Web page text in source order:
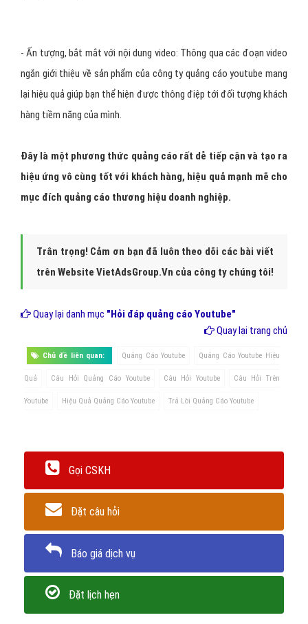
- Ấn tượng, bắt mắt với nội dung video: Thông qua các đoạn video
ngắn giới thiệu về sản phẩm của công ty quảng cáo youtube mang
lại hiệu quả giúp bạn thể hiện được thông điệp tới đối tượng khách
hàng tiềm năng của mình.
Đây là một phương thức quảng cáo rất dễ tiếp cận và tạo ra
hiệu ứng vô cùng tốt với khách hàng, hiệu quả mạnh mẽ cho
mục đích quảng cáo thương hiệu doanh nghiệp.
Trân trọng! Cảm ơn bạn đã luôn theo dõi các bài viết
trên Website VietAdsGroup.Vn của công ty chúng tôi!
Quay lại danh mục "Hỏi đáp quảng cáo Youtube"
Quay lại trang chủ
Chủ đề liên quan: Quảng Cáo Youtube Quảng Cáo Youtube Hiệu
Quả Câu Hỏi Quảng Cáo Youtube Câu Hỏi Youtube Câu Hỏi Trên
Youtube Hiệu Quả Quảng Cáo Youtube Trả Lời Quảng Cáo Youtube
Gọi CSKH
Đặt câu hỏi
Báo giá dịch vụ
Đặt lịch hẹn